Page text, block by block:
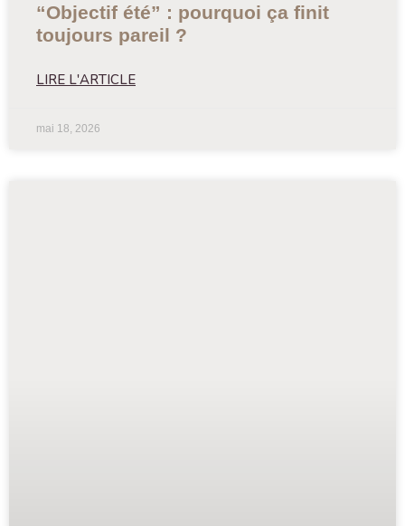
“Objectif été” : pourquoi ça finit
toujours pareil ?
LIRE L'ARTICLE
mai 18, 2026